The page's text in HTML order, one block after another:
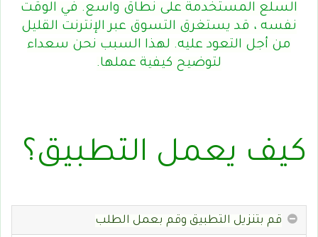
السلع المستخدمة على نطاق واسع. في الوقت
نفسه ، قد يستغرق التسوق عبر الإنترنت القليل
من أجل التعود عليه. لهذا السبب نحن سعداء
لتوضيح كيفية عملها.
كيف يعمل التطبيق؟
قم بتنزيل التطبيق وقم بعمل الطلب